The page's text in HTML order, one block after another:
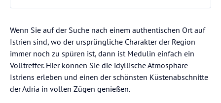
Wenn Sie auf der Suche nach einem authentischen Ort auf
Istrien sind, wo der ursprüngliche Charakter der Region
immer noch zu spüren ist, dann ist Medulin einfach ein
Volltreffer. Hier können Sie die idyllische Atmosphäre
Istriens erleben und einen der schönsten Küstenabschnitte
der Adria in vollen Zügen genießen.